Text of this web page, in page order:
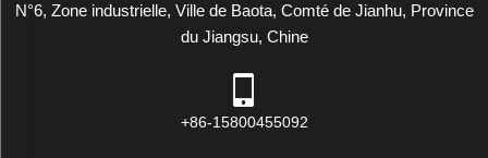
N°6, Zone industrielle, Ville de Baota, Comté de Jianhu, Province
du Jiangsu, Chine
+86-15800455092